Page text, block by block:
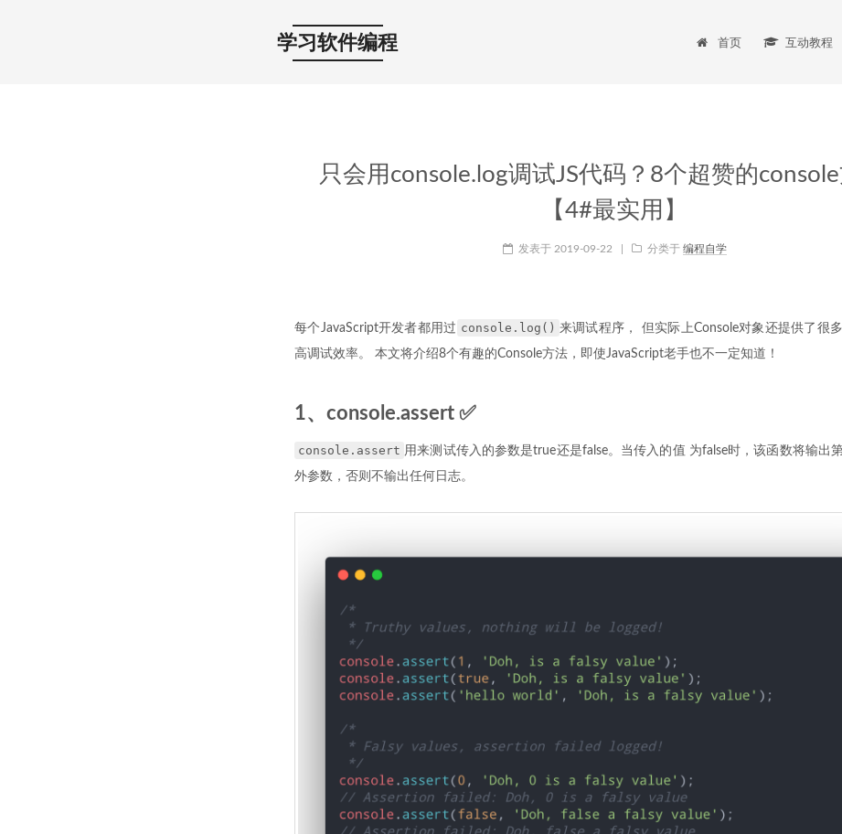
学习软件编程 首页 互动教程
只会用console.log调试JS代码？8个超赞的console
【4#最实用】
发表于 2019-09-22 分类于 编程自学
每个JavaScript开发者都用过 console.log() 来调试程序， 但实际上Console对象还提供了很
高调试效率。 本文将介绍8个有趣的Console方法，即使JavaScript老手也不一定知道！
1、console.assert ✅
console.assert 用来测试传入的参数是true还是false。当传入的值 为false时，该函数将输出
外参数，否则不输出任何日志。